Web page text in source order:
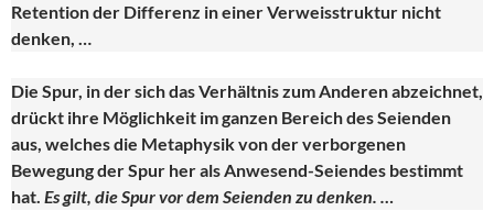
Retention der Differenz in einer Verweisstruktur nicht
denken, …
Die Spur, in der sich das Verhältnis zum Anderen abzeichnet,
drückt ihre Möglichkeit im ganzen Bereich des Seienden
aus, welches die Metaphysik von der verborgenen
Bewegung der Spur her als Anwesend-Seiendes bestimmt
hat. Es gilt, die Spur vor dem Seienden zu denken. …